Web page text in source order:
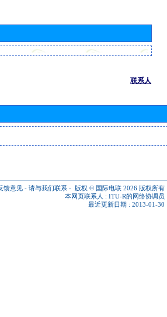
联系人
馈意见 - 请与我们联系 - 版权 © 国际电联 2026 版权所有
本网页联系人 : ITU-R的网络协调员
最近更新日期 : 2013-01-30